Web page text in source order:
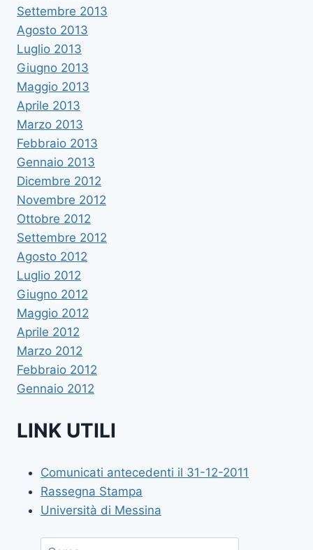
Settembre 2013
Agosto 2013
Luglio 2013
Giugno 2013
Maggio 2013
Aprile 2013
Marzo 2013
Febbraio 2013
Gennaio 2013
Dicembre 2012
Novembre 2012
Ottobre 2012
Settembre 2012
Agosto 2012
Luglio 2012
Giugno 2012
Maggio 2012
Aprile 2012
Marzo 2012
Febbraio 2012
Gennaio 2012
LINK UTILI
Comunicati antecedenti il 31-12-2011
Rassegna Stampa
Università di Messina